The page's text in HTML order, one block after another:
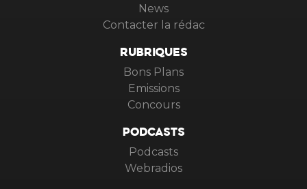
News
Contacter la rédac
RUBRIQUES
Bons Plans
Emissions
Concours
PODCASTS
Podcasts
Webradios